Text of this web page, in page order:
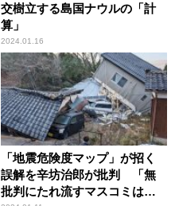
交樹立する島国ナウルの「計
算」
2024.01.16
「地震危険度マップ」が招く
誤解を辛坊治郎が批判 「無
批判にたれ流すマスコミは反